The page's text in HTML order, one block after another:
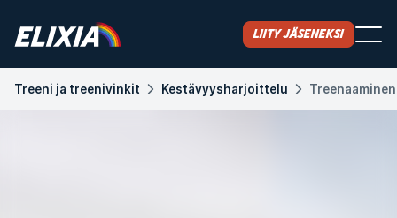
Liity jäseneksi
Treeni ja treenivinkit Kestävyysharjoittelu